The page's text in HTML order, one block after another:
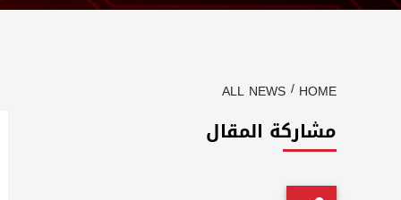
HOME
ALL NEWS
مشاركة المقال